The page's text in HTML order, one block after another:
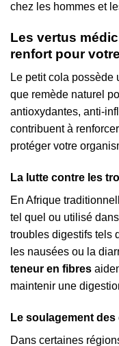
chez les hommes et
Les vertus
renfort pour
Le petit cola possède
que remède naturel
antioxydantes, anti-
contribuent à
protéger votre
La lutte contre les
En Afrique
tel quel ou utilisé
troubles digestifs tels
les nausées ou la
teneur en fibres
maintenir une
Le soulagement
Dans certaines